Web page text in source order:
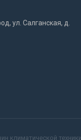
ул. Салганская, д.
климатической техники